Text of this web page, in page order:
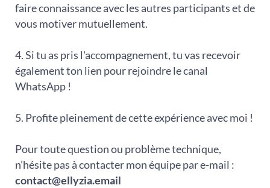
faire connaissance avec les autres participants et de
vous motiver mutuellement.
4. Si tu as pris l'accompagnement, tu vas recevoir
également ton lien pour rejoindre le canal
WhatsApp !
5. Profite pleinement de cette expérience avec moi !
Pour toute question ou problème technique,
n’hésite pas à contacter mon équipe par e-mail :
contact@ellyzia.email